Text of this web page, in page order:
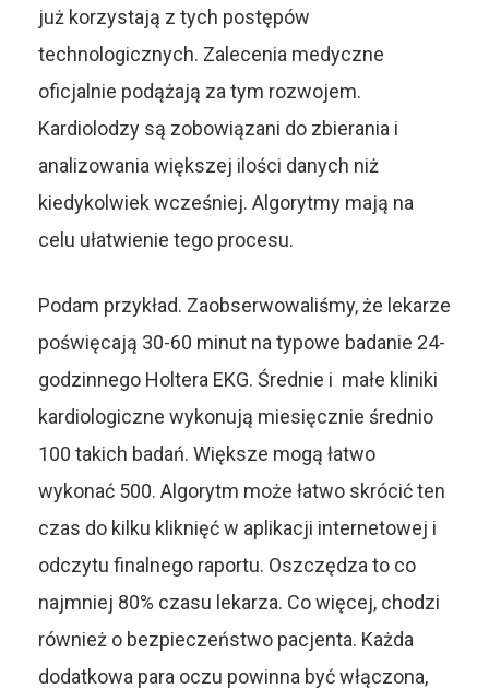
już korzystają z tych postępów
technologicznych. Zalecenia medyczne
oficjalnie podążają za tym rozwojem.
Kardiolodzy są zobowiązani do zbierania i
analizowania większej ilości danych niż
kiedykolwiek wcześniej. Algorytmy mają na
celu ułatwienie tego procesu.
Podam przykład. Zaobserwowaliśmy, że lekarze
poświęcają 30-60 minut na typowe badanie 24-
godzinnego Holtera EKG. Średnie i małe kliniki
kardiologiczne wykonują miesięcznie średnio
100 takich badań. Większe mogą łatwo
wykonać 500. Algorytm może łatwo skrócić ten
czas do kilku kliknięć w aplikacji internetowej i
odczytu finalnego raportu. Oszczędza to co
najmniej 80% czasu lekarza. Co więcej, chodzi
również o bezpieczeństwo pacjenta. Każda
dodatkowa para oczu powinna być włączona,